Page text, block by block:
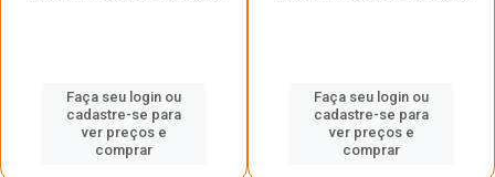
Faça seu login ou
cadastre-se para
ver preços e
comprar
Faça seu login ou
cadastre-se para
ver preços e
comprar